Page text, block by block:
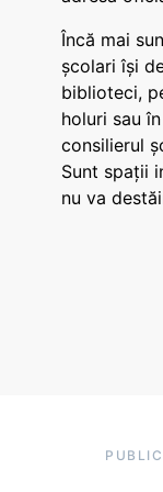
Încă mai
școlari își
biblioteci,
holuri sau
consilierul
Sunt spații
nu va